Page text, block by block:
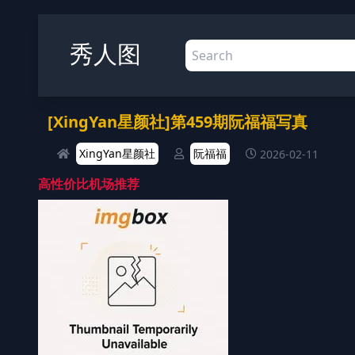
秀人图
[XingYan星颜社]第459期阮福福写真
XingYan星颜社 阮福福 2026-02-11
高性价比机场推荐